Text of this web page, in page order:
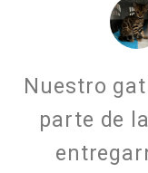
Nuestro
parte de